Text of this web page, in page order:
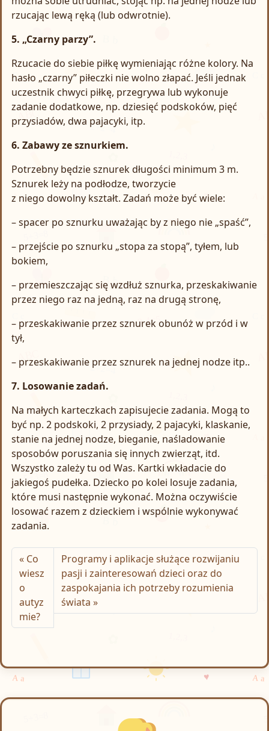
rzucając lewą ręką (lub odwrotnie).
5. „Czarny parzy”.
Rzucacie do siebie piłkę wymieniając różne kolory. Na
hasło „czarny” piłeczki nie wolno złapać. Jeśli jednak
uczestnik chwyci piłkę, przegrywa lub wykonuje
zadanie dodatkowe, np. dziesięć podskoków, pięć
przysiadów, dwa pajacyki, itp.
6. Zabawy ze sznurkiem.
Potrzebny będzie sznurek długości minimum 3 m.
Sznurek leży na podłodze, tworzycie
z niego dowolny kształt. Zadań może być wiele:
– spacer po sznurku uważając by z niego nie „spaść”,
– przejście po sznurku „stopa za stopą”, tyłem, lub
bokiem,
– przemieszczając się wzdłuż sznurka, przeskakiwanie
przez niego raz na jedną, raz na drugą stronę,
– przeskakiwanie przez sznurek obunóż w przód i w
tył,
– przeskakiwanie przez sznurek na jednej nodze itp..
7. Losowanie zadań.
Na małych karteczkach zapisujecie zadania. Mogą to
być np. 2 podskoki, 2 przysiady, 2 pajacyki, klaskanie,
stanie na jednej nodze, bieganie, naśladowanie
sposobów poruszania się innych zwierząt, itd.
Wszystko zależy tu od Was. Kartki wkładacie do
jakiegoś pudełka. Dziecko po kolei losuje zadania,
które musi następnie wykonać. Można oczywiście
losować razem z dzieckiem i wspólnie wykonywać
zadania.
Co
wiesz
o
autyz
mie?
Programy i aplikacje służące rozwijaniu
pasji i zainteresowań dzieci oraz do
zaspokajania ich potrzeby rozumienia
świata